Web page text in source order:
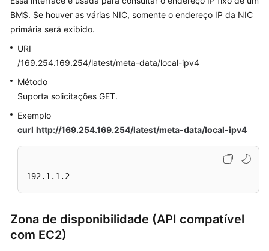
BMS. Se houver as várias NIC, somente o endereço IP da NIC
primária será exibido.
URI
/169.254.169.254/latest/meta-data/local-ipv4
Método
Suporta solicitações GET.
Exemplo
curl http://169.254.169.254/latest/meta-data/local-ipv4
192.1.1.2
Zona de disponibilidade (API compatível
com EC2)